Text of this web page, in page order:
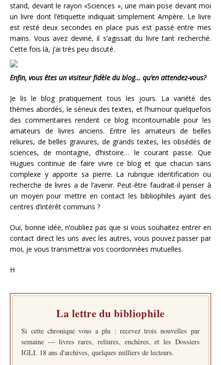
stand, devant le rayon «Sciences », une main pose devant moi
un livre dont l’étiquette indiquait simplement Ampère. Le livre
est resté deux secondes en place puis est passé entre mes
mains. Vous avez deviné, il s’agissait du livre tant recherché.
Cette fois là, j’ai très peu discuté.
Enfin, vous êtes un visiteur fidèle du blog… qu’en attendez-vous?
Je lis le blog pratiquement tous les jours. La variété des
thèmes abordés, le sérieux des textes, et l’humour quelquefois
des commentaires rendent ce blog incontournable pour les
amateurs de livres anciens. Entre les amateurs de belles
reliures, de belles gravures, de grands textes, les obsédés de
sciences, de montagne, d’histoire… le courant passe. Que
Hugues continue de faire vivre ce blog et que chacun sans
complexe y apporte sa pierre. La rubrique identification ou
recherche de livres a de l’avenir. Peut-être faudrait-il penser à
un moyen pour mettre en contact les bibliophiles ayant des
centres d’intérêt communs ?
Oui, bonne idée, n’oubliez pas que si vous souhaitez entrer en
contact direct les uns avec les autres, vous pouvez passer par
moi, je vous transmettrai vos coordonnées mutuelles.
H
La lettre du bibliophile
Si cette chronique vous a plu : recevez trois nouvelles par
semaine — livres rares, reliures, enchères, et les Dossiers
IGLI. 18 ans d'archives, quelques milliers de lecteurs.